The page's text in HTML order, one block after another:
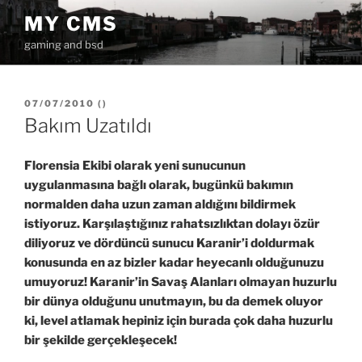
İçeriğe
geç MY CMS
gaming and bsd
YAYIM
TARIHI
07/07/2010 ( )
Bakım Uzatıldı
Florensia Ekibi olarak yeni sunucunun
uygulanmasına bağlı olarak, bugünkü bakımın
normalden daha uzun zaman aldığını bildirmek
istiyoruz. Karşılaştığınız rahatsızlıktan dolayı özür
diliyoruz ve dördüncü sunucu Karanir’i doldurmak
konusunda en az bizler kadar heyecanlı olduğunuzu
umuyoruz! Karanir’in Savaş Alanları olmayan huzurlu
bir dünya olduğunu unutmayın, bu da demek oluyor
ki, level atlamak hepiniz için burada çok daha huzurlu
bir şekilde gerçekleşecek!